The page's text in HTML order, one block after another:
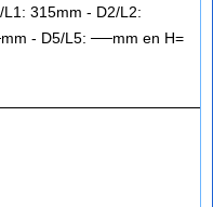
315mm - D2/L2:
- D5/L5: ──mm en H=